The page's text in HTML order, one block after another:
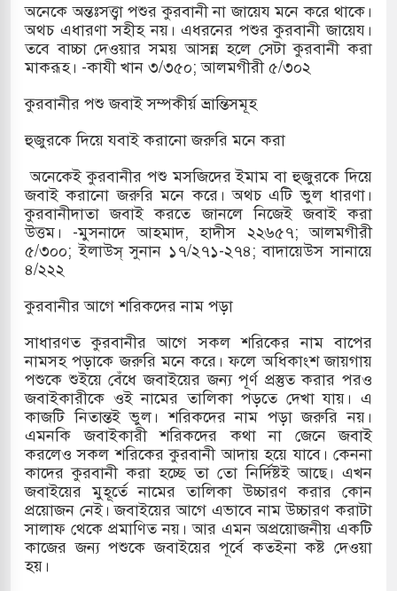
অনেকে অন্তঃসত্ত্বা পশুর কুরবানী না জায়েয মনে করে থাকে।
অথচ এধারণা সহীহ নয়। এধরনের পশুর কুরবানী জায়েয।
তবে বাচ্চা দেওয়ার সময় আসন্ন হলে সেটা কুরবানী করা
মাকরূহ। -কাযী খান ৩/৩৫০; আলমগীরী ৫/৩০২
কুরবানীর পশু জবাই সম্পকীর্য় ভ্রান্তিসমূহ
হুজুরকে দিয়ে যবাই করানো জরুরি মনে করা
অনেকেই কুরবানীর পশু মসজিদের ইমাম বা হুজুরকে দিয়ে
জবাই করানো জরুরি মনে করে। অথচ এটি ভুল ধারণা।
কুরবানীদাতা জবাই করতে জানলে নিজেই জবাই করা
উত্তম। -মুসনাদে আহমাদ, হাদীস ২২৬৫৭; আলমগীরী
৫/৩০০; ইলাউস্ সুনান ১৭/২৭১-২৭৪; বাদায়েউস সানায়ে
৪/২২২
কুরবানীর আগে শরিকদের নাম পড়া
সাধারণত কুরবানীর আগে সকল শরিকের নাম বাপের
নামসহ পড়াকে জরুরি মনে করে। ফলে অধিকাংশ জায়গায়
পশুকে শুইয়ে বেঁধে জবাইয়ের জন্য পূর্ণ প্রস্তুত করার পরও
জবাইকারীকে ওই নামের তালিকা পড়তে দেখা যায়। এ
কাজটি নিতান্তই ভুল। শরিকদের নাম পড়া জরুরি নয়।
এমনকি জবাইকারী শরিকদের কথা না জেনে জবাই
করলেও সকল শরিকের কুরবানী আদায় হয়ে যাবে। কেননা
কাদের কুরবানী করা হচ্ছে তা তো নির্দিষ্টই আছে। এখন
জবাইয়ের মুহূর্তে নামের তালিকা উচ্চারণ করার কোন
প্রয়োজন নেই। জবাইয়ের আগে এভাবে নাম উচ্চারণ করাটা
সালাফ থেকে প্রমাণিত নয়। আর এমন অপ্রয়োজনীয় একটি
কাজের জন্য পশুকে জবাইয়ের পূর্বে কতইনা কষ্ট দেওয়া
হয়।